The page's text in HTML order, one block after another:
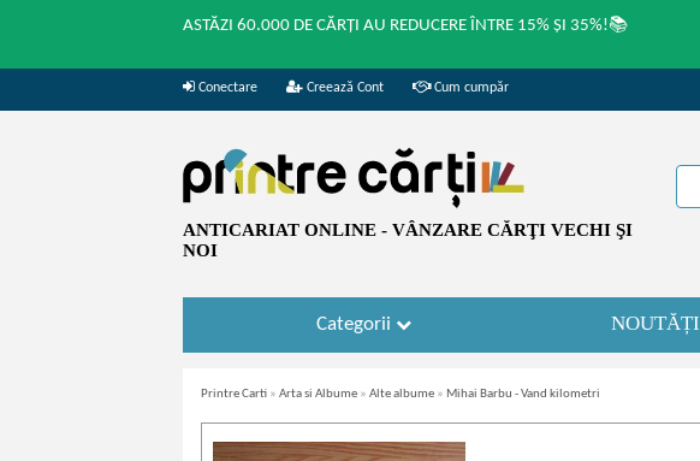
ASTĂZI 60.000 DE CĂRȚI AU REDUCERE ÎNTRE 15% ȘI 35%!📚
Conectare Creează Cont Cum cumpăr
ANTICARIAT ONLINE - VÂNZARE CĂRŢI VECHI ŞI
NOI
Categorii NOUTĂȚI
Printre Carti » Arta si Albume » Alte albume » Mihai Barbu - Vand kilometri